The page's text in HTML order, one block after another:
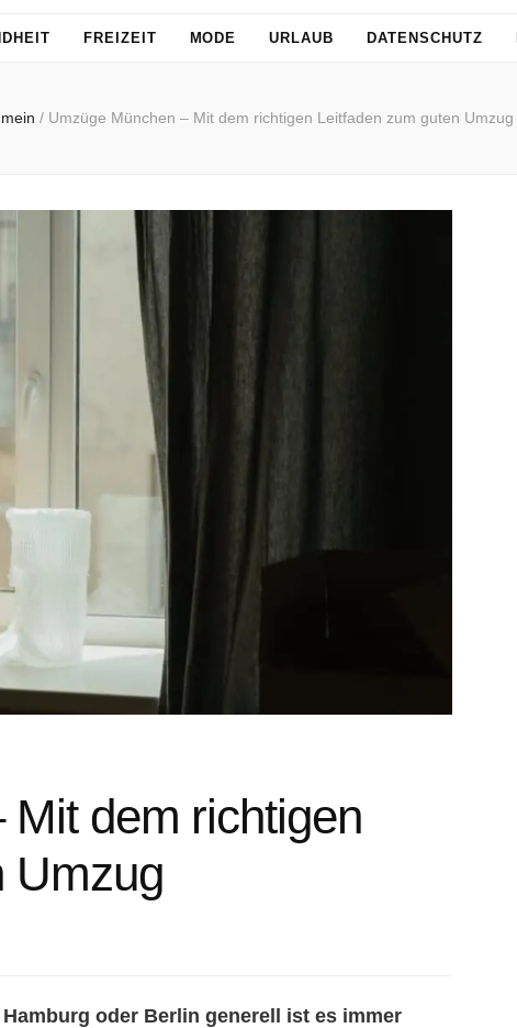
FREIZEIT MODE URLAUB DATENSCHUTZ
/ Umzüge München – Mit dem richtigen Leitfaden zum guten Umzug
dem richtigen
Umzug
oder Berlin generell ist es immer